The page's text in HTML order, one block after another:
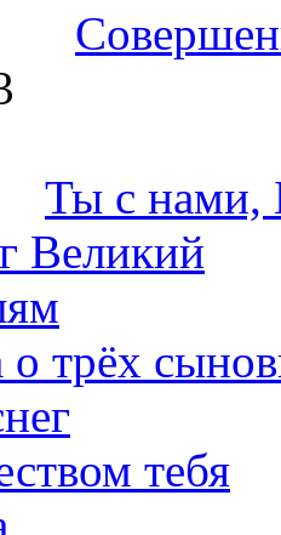
Ты с нами,
Великий
о трёх
тебя